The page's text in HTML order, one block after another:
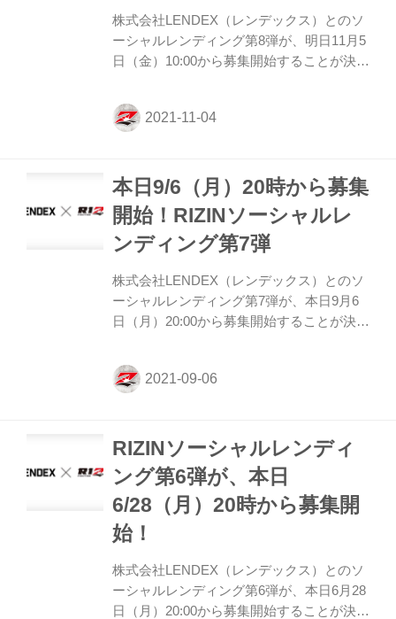
事前に口座開設を済ませておこう！ RIZIN
ソーシャルレンディン...
株式会社LENDEX（レンデックス）とのソ
ーシャルレンディング第8弾が、明日11月5
日（金）10:00から募集開始することが決定
今注目を集める「資金を必要とする事業者
とお金を運用したい投資家とをマッチング
行われ、いずれも募集開始後すぐに満額に
達成している。 第8弾となる今回は、明日
11月5日（金）10時より募集がスタート！
応募には、事前にLENDEXでの口座開設が
是非、事前に口座開設を済ませておこう！
RIZINソーシャルレ...
本日9/6（月）20時から募集
開始！RIZINソーシャルレ
ンディング第7弾
株式会社LENDEX（レンデックス）とのソ
ーシャルレンディング第7弾が、本日9月6
日（月）20:00から募集開始することが決定
今注目を集める「資金を必要とする事業者
とお金を運用したい投資家とをマッチング
行われ、いずれも募集開始後すぐに満額に
達成している。 第7弾となる今回は、本日9
月6日（月）20時より募集がスタート！応
募には、事前にLENDEXでの口座開設が必
要となっているため、ご興味のある方は是
非、事前に口座開設を済ませておこう！
RIZINソーシャルレンデ...
RIZINソーシャルレンディ
ング第6弾が、本日
6/28（月）20時から募集開
始！
株式会社LENDEX（レンデックス）とのソ
ーシャルレンディング第6弾が、本日6月28
日（月）20:00から募集開始することが決定